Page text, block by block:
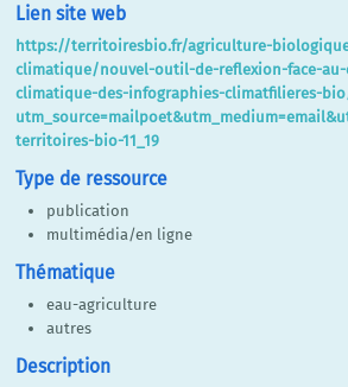
Lien site web
https://territoiresbio.fr/agriculture-
climatique/nouvel-outil-de-reflexion-face-au-
climatique-des-infographies-climatfilieres-
territoires-bio-11_19
Type de ressource
publication
multimédia/en ligne
Thématique
eau-agriculture
autres
Description